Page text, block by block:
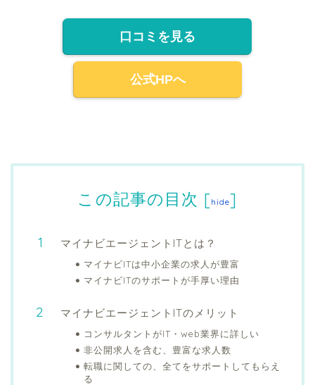
口コミを見る
公式HPへ
この記事の目次 [hide]
マイナビエージェントITとは？
マイナビITは中小企業の求人が豊富
マイナビITのサポートが手厚い理由
マイナビエージェントITのメリット
コンサルタントがIT・web業界に詳しい
非公開求人を含む、豊富な求人数
転職に関しての、全てをサポートしてもらえ
る